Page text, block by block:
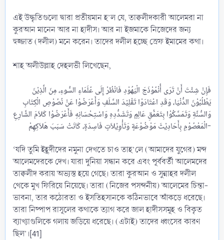
এই উদ্ধৃতিগুলো দ্বারা প্রতীয়মান হ’ল যে, তাক্বলীদকারী আলেমরা না
কুরআন মানেন আর না হাদীস। আর না ইজমাকে নিজেদের জন্য
হুজ্জাত (দলীল) মনে করেন। তাদের দলীল হচ্ছে স্রেফ ইমামের কথা।
শাহ অলীউল্লাহ দেহলভী লিখেছেন,
فَإِنْ شِئْتَ أَنْ تَرَى أُنْمُوْذَجَ الْيَهُوْدِ فَانْظُرْ إِلَى عُلَمَاءِ السُّوءِ، مِنَ الَّذِيْنَ
يَطْلُبُوْنَ الدُّنْيَا، وَقَدِ اعْتَادَوْا تَقْلِيْدَ السَّلَفِ وَأَعْرَضُوْا عَنْ نُصُوْصِ الْكِتَابِ
وَالسُّنَّةِ وَتَمَسَّكُوْا بِتَعَمُّقِ عَالِمٍ وَتَشَدُّدِهِ وَاسْتِحْسَانِهِ فَأَعْرَضُوْا كَلاَمَ الشَّارِعِ
الْمَعْصُوْمِ بِأَحَادِيْثَ مَوْضُوْعَةٍ وَتَأْوِيْلاَتٍ فَاسِدَةٍ، كَانَتْ سَبَبَ هَلاَكِهِمْ-​
‘যদি তুমি ইহূদীদের নমুনা দেখতে চাও তাহ’লে (আমাদের যুগের) মন্দ
আলেমদেরকে দেখ। যারা দুনিয়া সন্ধান করে এবং পূর্ববর্তী আলেমদের
তাক্বলীদ করায় অভ্যস্ত হয়ে গেছে। তারা কুরআন ও সুন্নাহর দলীল
থেকে মুখ ফিরিয়ে নিয়েছে। তারা (নিজের পসন্দনীয়) আলেমের চিন্তা-
ভাবনা, তার কঠোরতা ও ইসতিহসানকে কঠিনভাবে আঁকড়ে ধরেছে।
তারা নিষ্পাপ রাসূলের কথাকে ত্যাগ করে জাল হাদীসসমূহ ও বিকৃত
ব্যাখ্যাগুলিকে গলায় জড়িয়ে ধরেছে। (এটাই) তাদের ধ্বংসের কারণ
ছিল’।[41]